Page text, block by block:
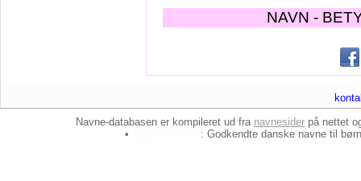
NAVN -
Navne-databasen er kompileret ud fra navnesider på nettet
•
: Godkendte danske navne til børn